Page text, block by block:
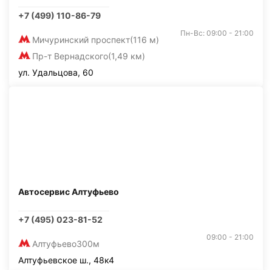
+7 (499) 110-86-79
Мичуринский проспект(116 м)
Пр-т Вернадского(1,49 км)
Пн-Вс: 09:00 - 21:00
ул. Удальцова, 60
Автосервис Алтуфьево
+7 (495) 023-81-52
Алтуфьево300м
09:00 - 21:00
Алтуфьевское ш., 48к4